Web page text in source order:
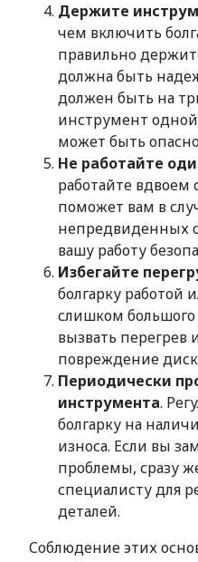
Держите
чем включить
правильно
должна быть
должен быть на
инструмент одной
может быть
Не работайте
работайте вдвоем
поможет вам в
непредвиденных
вашу работу
Избегайте
болгарку
слишком
вызвать перегрев
повреждение
Периодически
инструмента.
болгарку на
износа. Если вы
проблемы, сразу
специалисту для
деталей.
Соблюдение этих